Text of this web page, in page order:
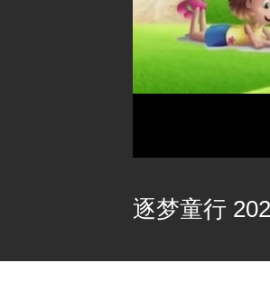
逐梦童行